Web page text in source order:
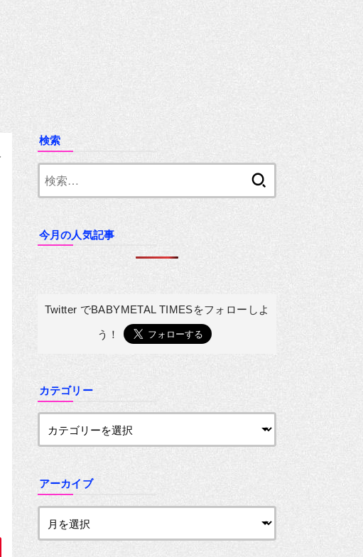
検索
今月の人気記事
Twitter でBABYMETAL TIMESをフォローしよ
う！
カテゴリー
アーカイブ